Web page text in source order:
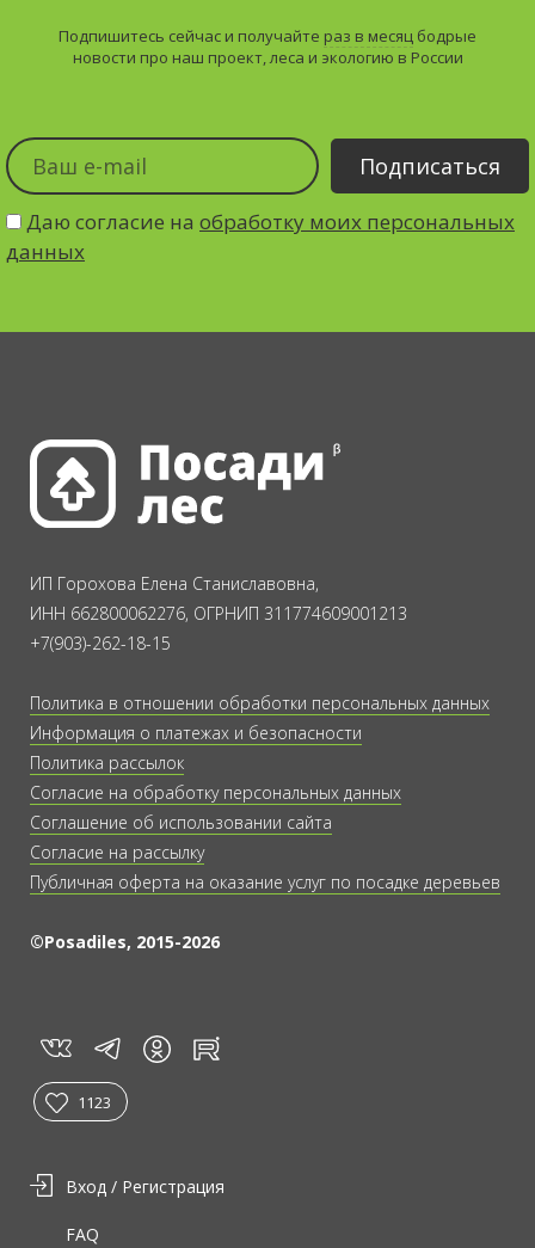
Подпишитесь сейчас и получайте раз в месяц бодрые
новости про наш проект, леса и экологию в России
Даю согласие на обработку моих персональных
данных
ИП Горохова Елена Станиславовна,
ИНН 662800062276, ОГРНИП 311774609001213
+7(903)-262-18-15
Политика в отношении обработки персональных данных
Информация о платежах и безопасности
Политика рассылок
Согласие на обработку персональных данных
Соглашение об использовании сайта
Согласие на рассылку
Публичная оферта на оказание услуг по посадке деревьев
©Posadiles, 2015-2026
vk tg in rt
1123
Вход / Регистрация
FAQ